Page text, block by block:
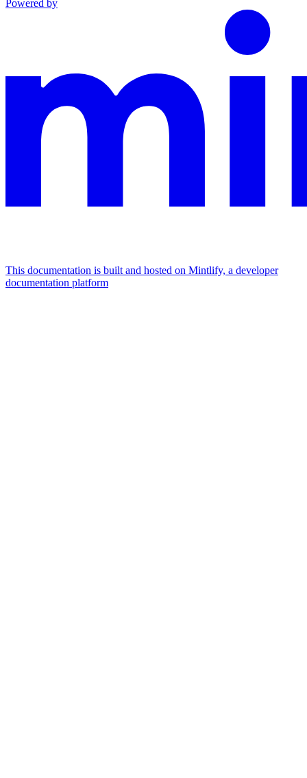
Powered by
This documentation is built and hosted on Mintlify, a developer
documentation platform